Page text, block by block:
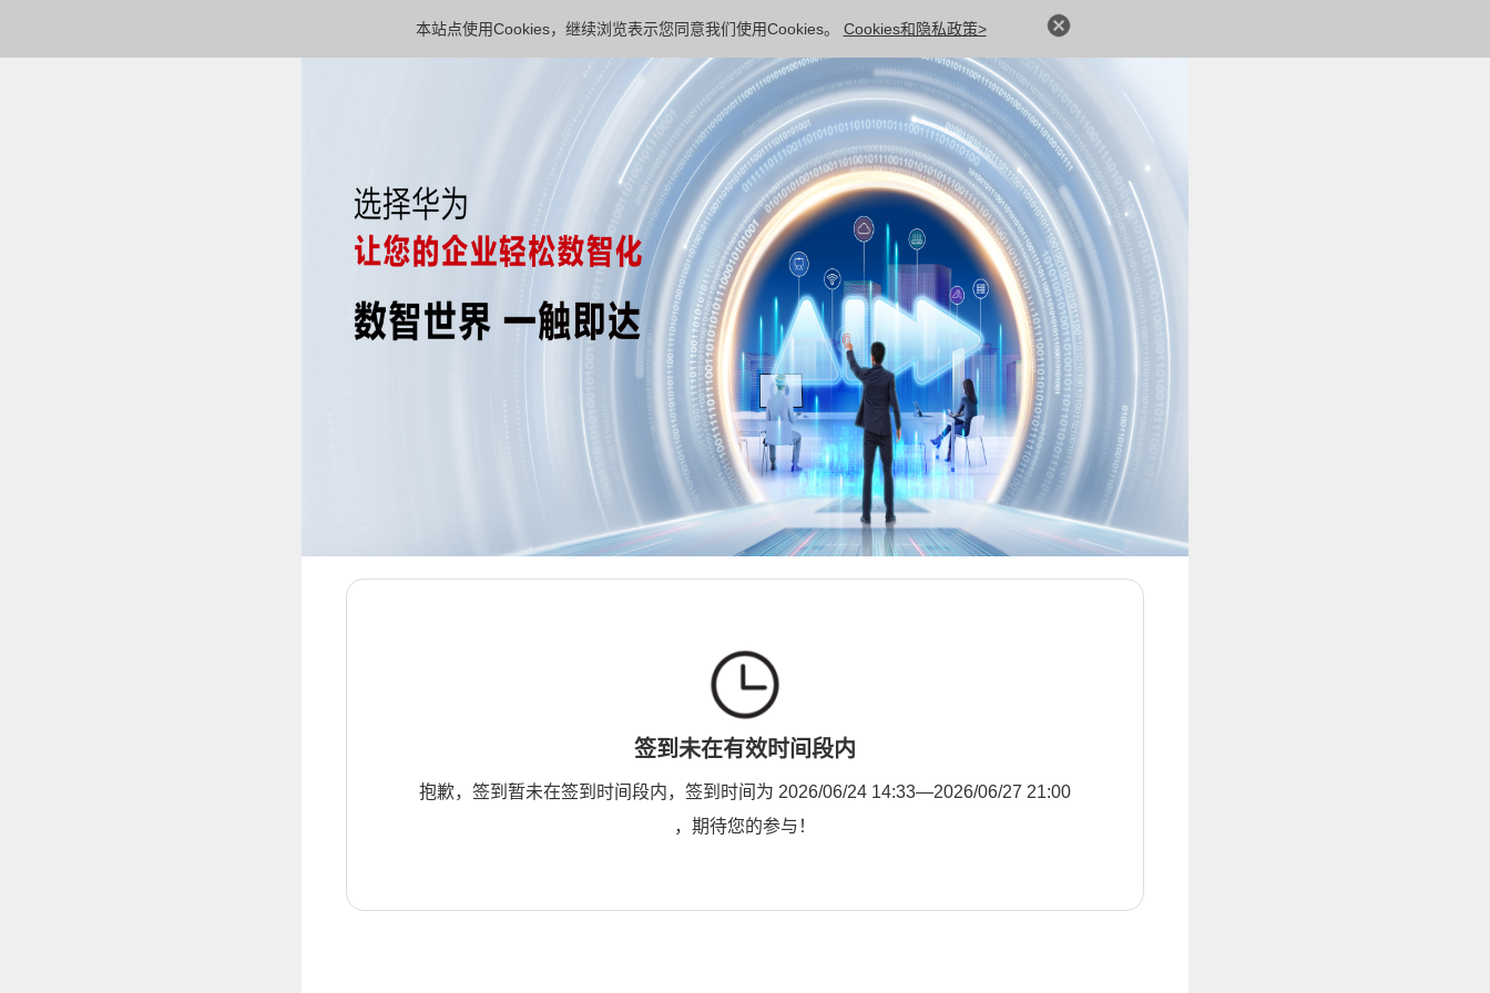
本站点使用Cookies，继续浏览表示您同意我们使用Cookies。 Cookies和隐私政策>
签到未在有效时间段内
抱歉，签到暂未在签到时间段内，签到时间为 2026/06/24 14:33—2026/06/27 21:00
，期待您的参与！